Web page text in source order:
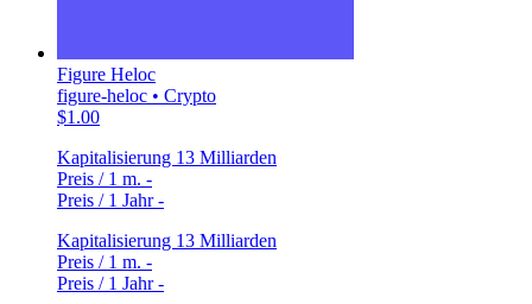
Figure Heloc
figure-heloc • Crypto
$1.00
Kapitalisierung 13 Milliarden
Preis / 1 m. -
Preis / 1 Jahr-
Kapitalisierung 13 Milliarden
Preis / 1 m. -
Preis / 1 Jahr-